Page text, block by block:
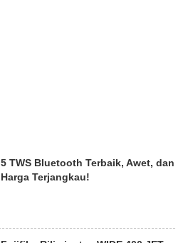
5 TWS Bluetooth Terbaik, Awet, dan
Harga Terjangkau!